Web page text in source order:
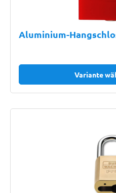
Aluminium-
Variante